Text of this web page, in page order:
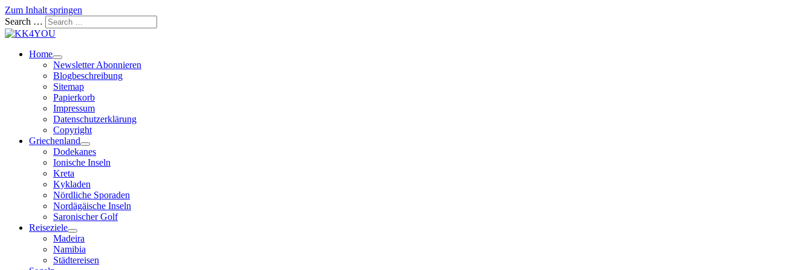
Zum Inhalt springen
Search …
Home
Newsletter Abonnieren
Blogbeschreibung
Sitemap
Papierkorb
Impressum
Datenschutzerklärung
Copyright
Griechenland
Dodekanes
Ionische Inseln
Kreta
Kykladen
Nördliche Sporaden
Nordägäische Inseln
Saronischer Golf
Reiseziele
Madeira
Namibia
Städtereisen